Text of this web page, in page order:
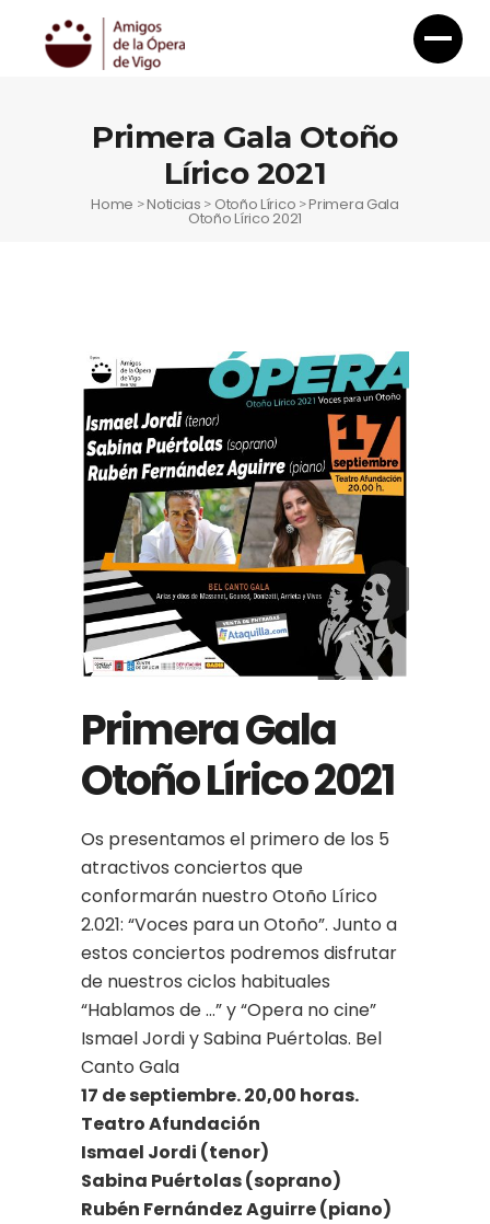
Primera Gala Otoño
Lírico 2021
Home >Noticias > Otoño Lírico >Primera Gala
Otoño Lírico 2021
Primera Gala
Otoño Lírico 2021
Os presentamos el primero de los 5
atractivos conciertos que
conformarán nuestro Otoño Lírico
2.021: “Voces para un Otoño”. Junto a
estos conciertos podremos disfrutar
de nuestros ciclos habituales
“Hablamos de …” y “Opera no cine”
Ismael Jordi y Sabina Puértolas. Bel
Canto Gala
17 de septiembre. 20,00 horas.
Teatro Afundación
Ismael Jordi (tenor)
Sabina Puértolas (soprano)
Rubén Fernández Aguirre (piano)